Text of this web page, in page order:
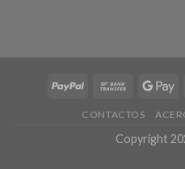
CONTACTOS
Copyright